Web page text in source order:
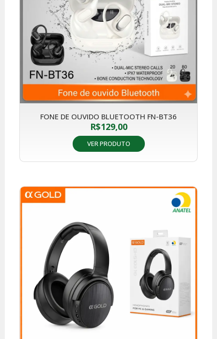
FONE DE OUVIDO BLUETOOTH FN-BT36
R$129,00
VER PRODUTO